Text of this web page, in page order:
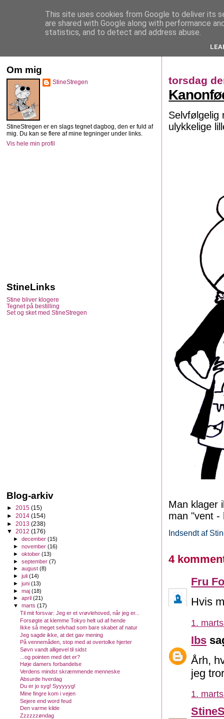
StineStregen
torsdag
Selvfølgelig
ulykkelige
Man klager
man "vent -
Indsendt af
4
Fru
Hvis
1.
Ibs
Årh,
jeg
1.
Om mig
StineStregen
StineStregen er en slags tegnet dagbog, den er fuld af
mig. Du kan se flere af mine tegninger under links.
Vis hele min profil
StineLinks
Stine bliver klogere
Tegnet på bestilling
Set og sket med StineStregen
Blog-arkiv
► 2015 (15)
► 2014 (154)
► 2013 (238)
▼ 2012 (176)
►december(15)
►november(16)
►oktober(13)
►september(7)
►august(8)
►juli(14)
►juni(13)
►maj(18)
►april(21)
▼marts(17)
Til mit forsvar: Jeg er et vrøvlehoved, når jeg er...
Forsøgte at klemme Tokyo helt ud af hende
Ikke så meget selvhad som bare skabet af natur
Jeg sagde ikke, at det gav mening
På vennemåden, stop med at overtolke hjerter
Søvn vandt alligevel til sidst
...og pointen med det er?
Høje damers forbandelse
Verdens mindst skræmmende menneske
Absurde hverdag
Du er jo syg! Syyyyyg!
Mine fingre kom i vejen
Sejere end word feud
Den varme kilde
Zzzzzzøndag
This site uses cookies from Google to deliver its
are shared with Google along with performance
statistics, and to detect and address abuse.